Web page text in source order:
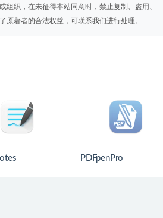
织，在未征得本站同意时，禁止复制、盗用、
原著者的合法权益，可联系我们进行处理。
PDFpenPro